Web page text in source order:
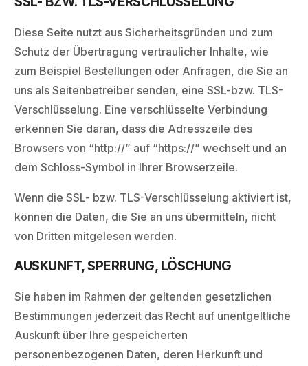
Diese Seite nutzt aus Sicherheitsgründen und zum
Schutz der Übertragung vertraulicher Inhalte, wie
zum Beispiel Bestellungen oder Anfragen, die Sie an
uns als Seitenbetreiber senden, eine SSL-bzw. TLS-
Verschlüsselung. Eine verschlüsselte Verbindung
erkennen Sie daran, dass die Adresszeile des
Browsers von “http://” auf “https://” wechselt und an
dem Schloss-Symbol in Ihrer Browserzeile.
Wenn die SSL- bzw. TLS-Verschlüsselung aktiviert ist,
können die Daten, die Sie an uns übermitteln, nicht
von Dritten mitgelesen werden.
AUSKUNFT, SPERRUNG, LÖSCHUNG
Sie haben im Rahmen der geltenden gesetzlichen
Bestimmungen jederzeit das Recht auf unentgeltliche
Auskunft über Ihre gespeicherten
personenbezogenen Daten, deren Herkunft und